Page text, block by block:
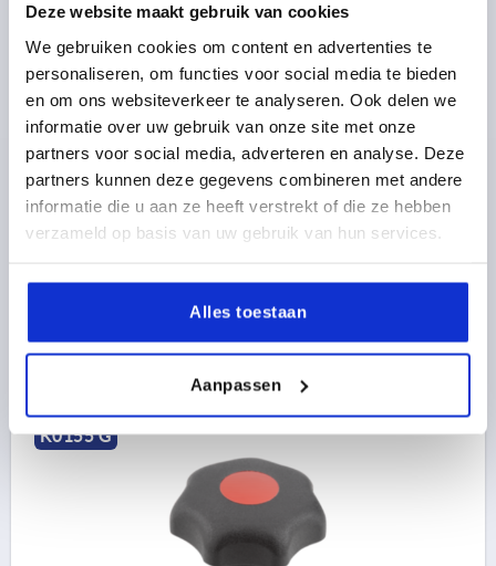
Deze website maakt gebruik van cookies
We gebruiken cookies om content en advertenties te
personaliseren, om functies voor social media te bieden
en om ons websiteverkeer te analyseren. Ook delen we
informatie over uw gebruik van onze site met onze
partners voor social media, adverteren en analyse. Deze
partners kunnen deze gegevens combineren met andere
informatie die u aan ze heeft verstrekt of die ze hebben
verzameld op basis van uw gebruik van hun services.
Alles toestaan
Aanpassen
STERGREEP OVEREENKOMSTIG DIN6336 PASBORING
D=6, D1=32, VORM:G, THERMOPLAST ZWART,
BEST:STAAL BLAUW GEPASSIVEERD, DEKSEL:GRIJS
RAL7035
Bestelnummer:K0155.3065
0,31 €
excl. BTW
DETAILS
K0155 G